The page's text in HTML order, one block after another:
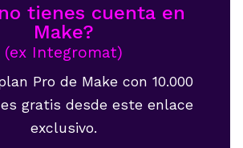
tienes cuenta en
Make?
(ex Integromat)
Pro de Make con 10.000
gratis desde este enlace
exclusivo.